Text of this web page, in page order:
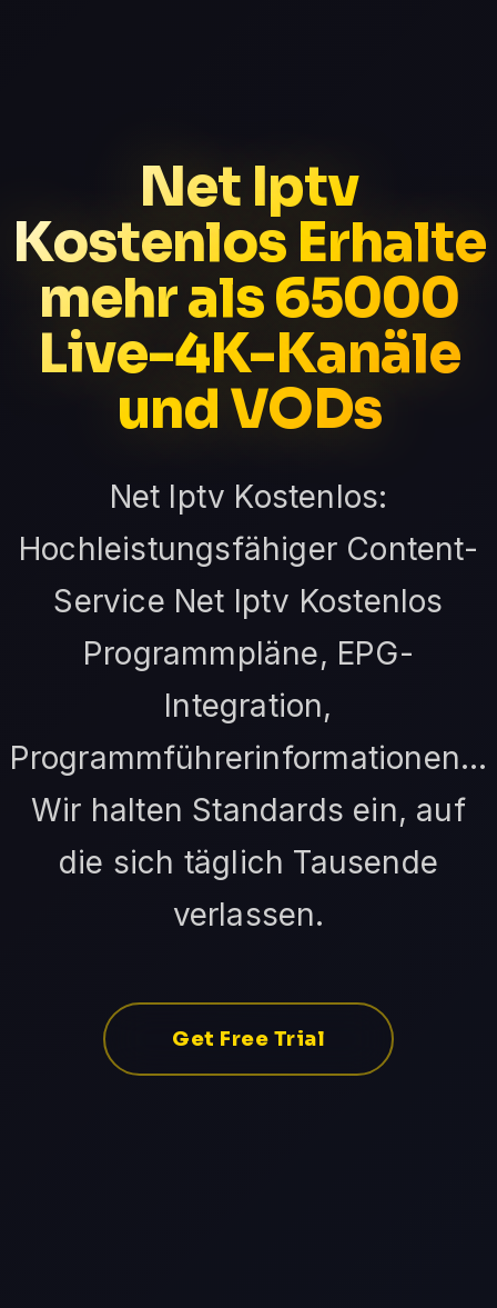
Net Iptv
Kostenlos Erhalte
mehr als 65000
Live-4K-Kanäle
und VODs
Net Iptv Kostenlos:
Hochleistungsfähiger Content-
Service Net Iptv Kostenlos
Programmpläne, EPG-
Integration,
Programmführerinformationen...
Wir halten Standards ein, auf
die sich täglich Tausende
verlassen.
Get Free Trial